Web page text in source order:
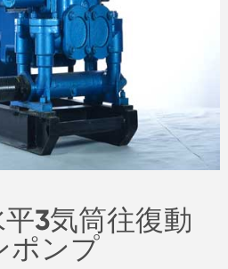
3気筒往復動
ポンプ